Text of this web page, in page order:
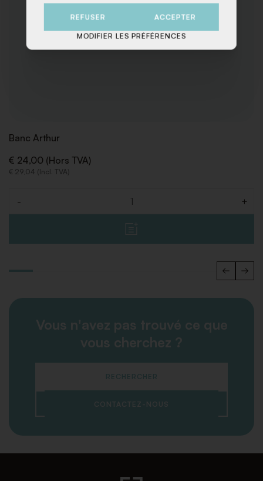
Banc Arthur
€ 24,00 (Hors TVA)
€ 29,04 (Incl. TVA)
- +
Vous n'avez pas trouvé ce que
vous cherchez ?
RECHERCHER
CONTACTEZ-NOUS
REFUSER ACCEPTER
MODIFIER LES PRÉFÉRENCES